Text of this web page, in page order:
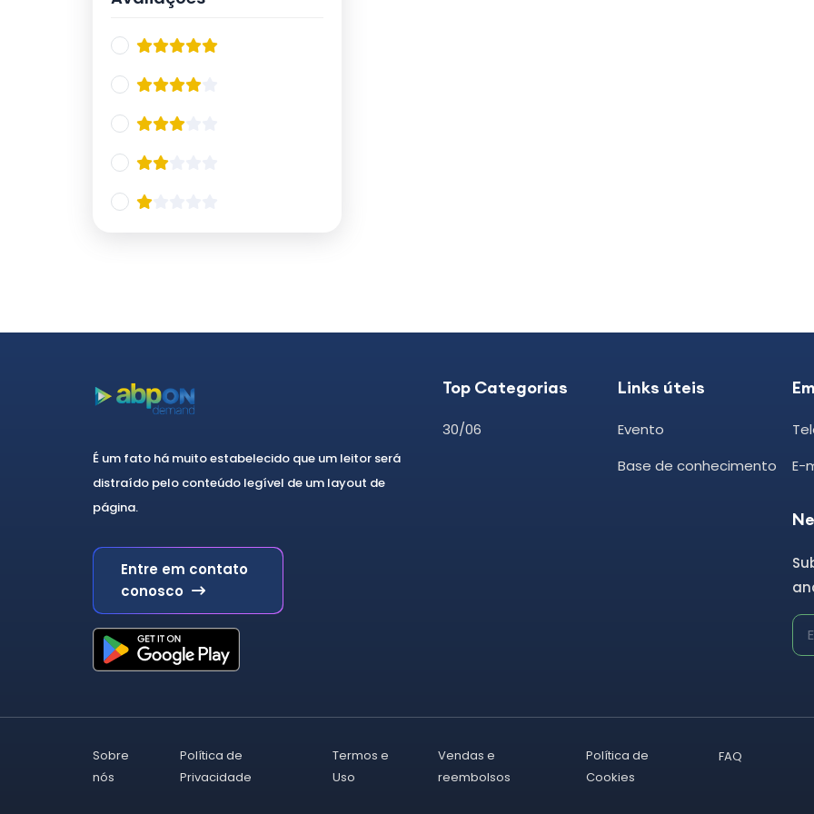
IX Curso de Atualização em
Esquizofrenia 2024
17/05
18/05
Psiquiátricas 2024
Neurociências
03/08
23/10
12
26/10
Curso de Atualização e
Revisão em Psiquiatria
Psicoterapia
12
Psiquiatria da Infância e
Adolescência
É um fato há muito estabelecido que um leitor será
distraído pelo conteúdo legível de um layout de
página.
Entre em contato
conosco
Top Categorias
30/06
Links úteis
Evento
Base de conhecimento
E-
Sobre
nós
Política de
Privacidade
Termos e
Uso
Vendas e
reembolsos
Política de
Cookies
FAQ